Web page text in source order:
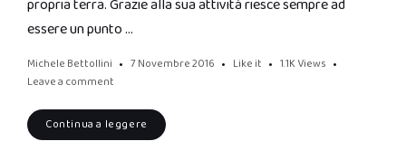
propria terra. Grazie alla sua attività riesce sempre ad
essere un punto …
Michele Bettollini 7 Novembre 2016 Like it 1.1K Views
Leave a comment
Continua a leggere